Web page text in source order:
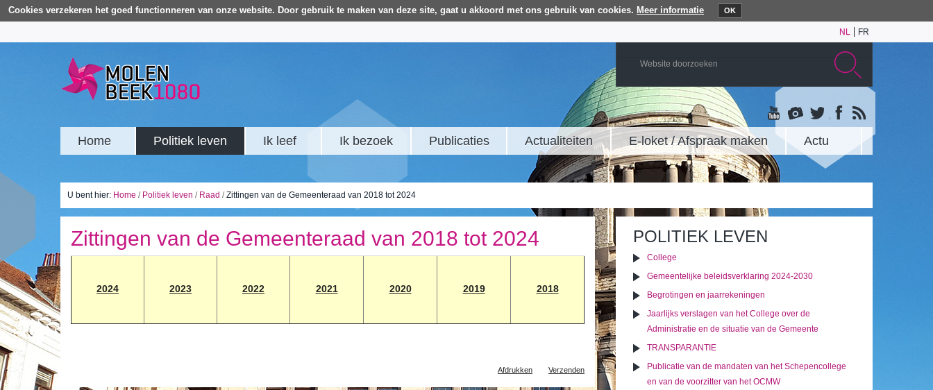
Cookies verzekeren het goed functionneren van onze website. Door gebruik te maken van deze site, gaat u akkoord met ons gebruik van cookies. Meer informatie OK
NL FR
Home Politiek leven Ik leef Ik bezoek Publicaties Actualiteiten E-loket / Afspraak maken Actu
U bent hier: Home / Politiek leven / Raad /Zittingen van de Gemeenteraad van 2018 tot 2024
Zittingen van de Gemeenteraad van 2018 tot 2024
2024 2023 2022 2021 2020 2019 2018
Afdrukken Verzenden
POLITIEK LEVEN
College
Gemeentelijke beleidsverklaring 2024-2030
Begrotingen en jaarrekeningen
Jaarlijks verslagen van het College over de
Administratie en de situatie van de Gemeente
TRANSPARANTIE
Publicatie van de mandaten van het Schepencollege
en van de voorzitter van het OCMW